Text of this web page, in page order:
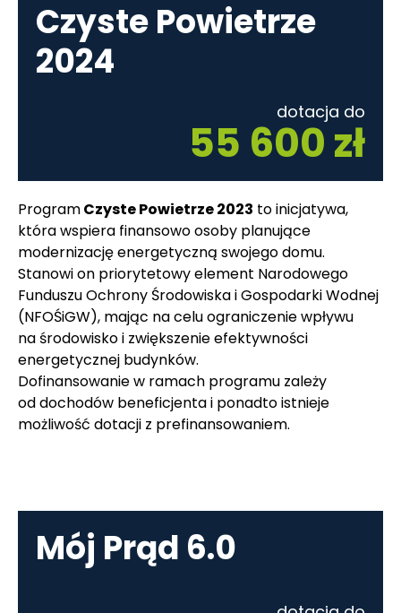
Czyste Powietrze
2024
dotacja do
55 600 zł
ProgramCzyste Powietrze 2023 to inicjatywa,
która wspiera finansowo osoby planujące
modernizację energetyczną swojego domu.
Stanowi on priorytetowy element Narodowego
Funduszu Ochrony Środowiska i Gospodarki Wodnej
(NFOŚiGW), mając na celu ograniczenie wpływu
na środowisko i zwiększenie efektywności
energetycznej budynków.
Dofinansowanie w ramach programu zależy
od dochodów beneficjenta i ponadto istnieje
możliwość dotacji z prefinansowaniem.
Mój Prąd 6.0